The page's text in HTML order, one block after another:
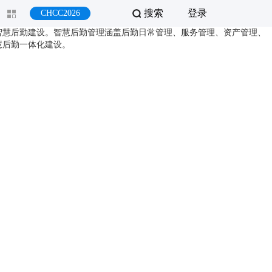
登录
搜索
CHCC2026
后勤建设。智慧后勤管理涵盖后勤日常管理、服务管理、资产管理、
勤一体化建设。